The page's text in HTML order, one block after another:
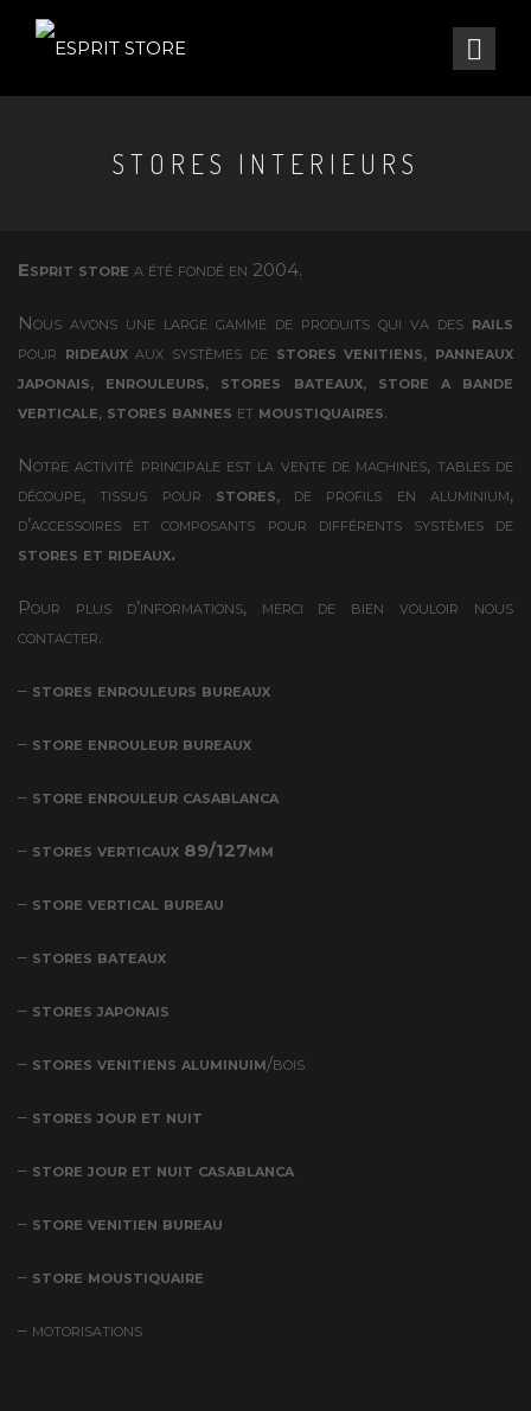
STORES INTERIEURS
Esprit store a été fondé en 2004.
Nous avons une large gamme de produits qui va des rails
pour rideauxaux systèmes de stores venitiens, panneaux
japonais, enrouleurs, stores bateaux, store a bande
verticale, stores bannes et moustiquaires.
Notre activité principale est la vente de machines, tables de
découpe, tissus pour stores, de profils en aluminium,
d’accessoires et composants pour différents systèmes de
stores et rideaux.
Pour plus d’informations, merci de bien vouloir nous
contacter.
– stores enrouleurs bureaux
– store enrouleur bureaux
– store enrouleur casablanca
– stores verticaux 89/127mm
– store vertical bureau
– stores bateaux
– stores japonais
– stores venitiens aluminuim/bois
– stores jour et nuit
– store jour et nuit casablanca
– store venitien bureau
– store moustiquaire
– motorisations